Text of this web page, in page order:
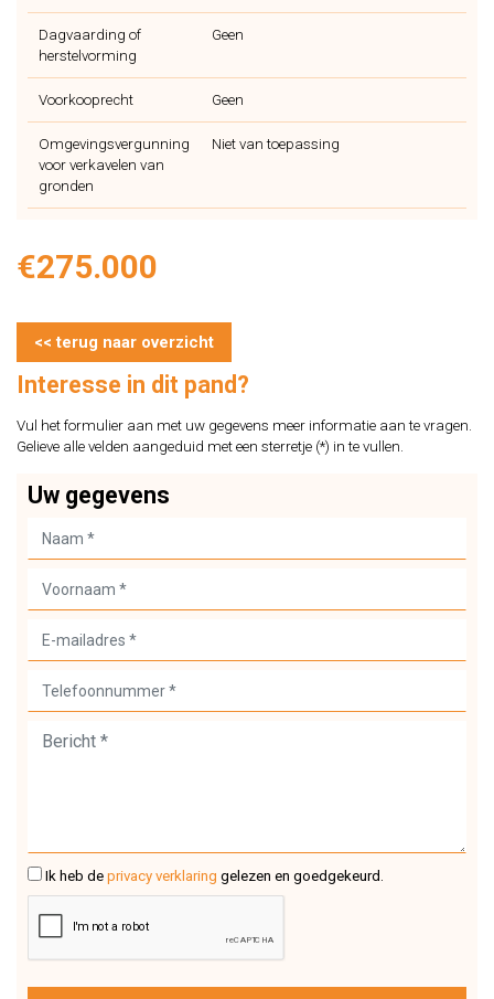
Dagvaarding of
herstelvorming
Geen
Voorkooprecht Geen
Omgevingsvergunning
voor verkavelen van
gronden
Niet van toepassing
€275.000
<< terug naar overzicht
Interesse in dit pand?
Vul het formulier aan met uw gegevens meer informatie aan te vragen.
Gelieve alle velden aangeduid met een sterretje (*) in te vullen.
Uw gegevens
Ik heb de privacy verklaring gelezen en goedgekeurd.